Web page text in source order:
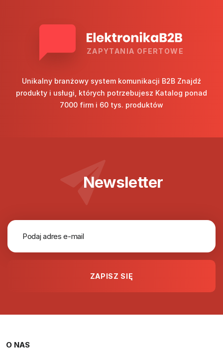
ZAPYTANIA OFERTOWE
Unikalny branżowy system komunikacji B2B Znajdź
produkty i usługi, których potrzebujesz Katalog ponad
7000 firm i 60 tys. produktów
Newsletter
O NAS